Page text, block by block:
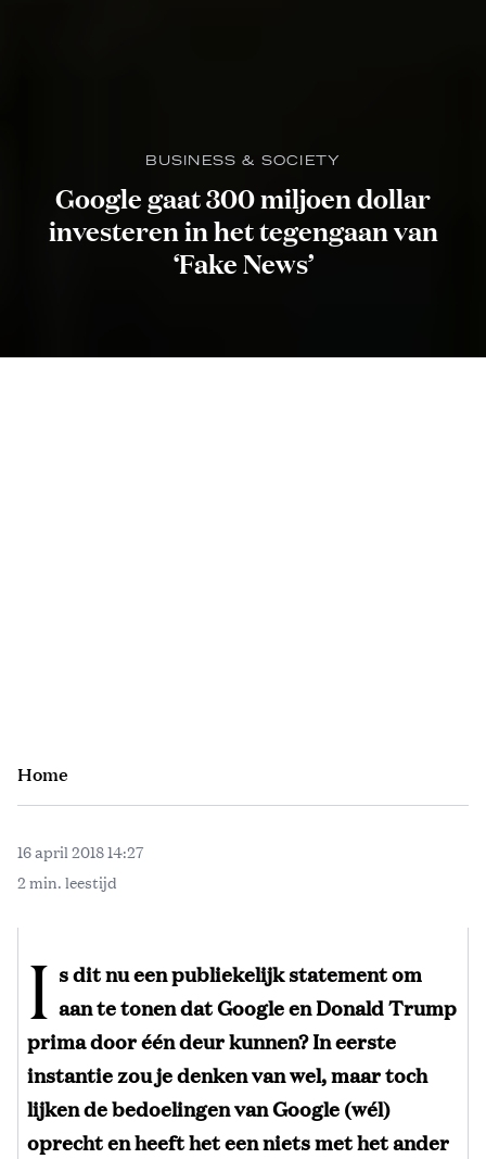
BUSINESS & SOCIETY
Google gaat 300 miljoen dollar
investeren in het tegengaan van
‘Fake News’
Home
16 april 2018 14:27
2 min. leestijd
I s dit nu een publiekelijk statement om
aan te tonen dat Google en Donald Trump
prima door één deur kunnen? In eerste
instantie zou je denken van wel, maar toch
lijken de bedoelingen van Google (wél)
oprecht en heeft het een niets met het ander